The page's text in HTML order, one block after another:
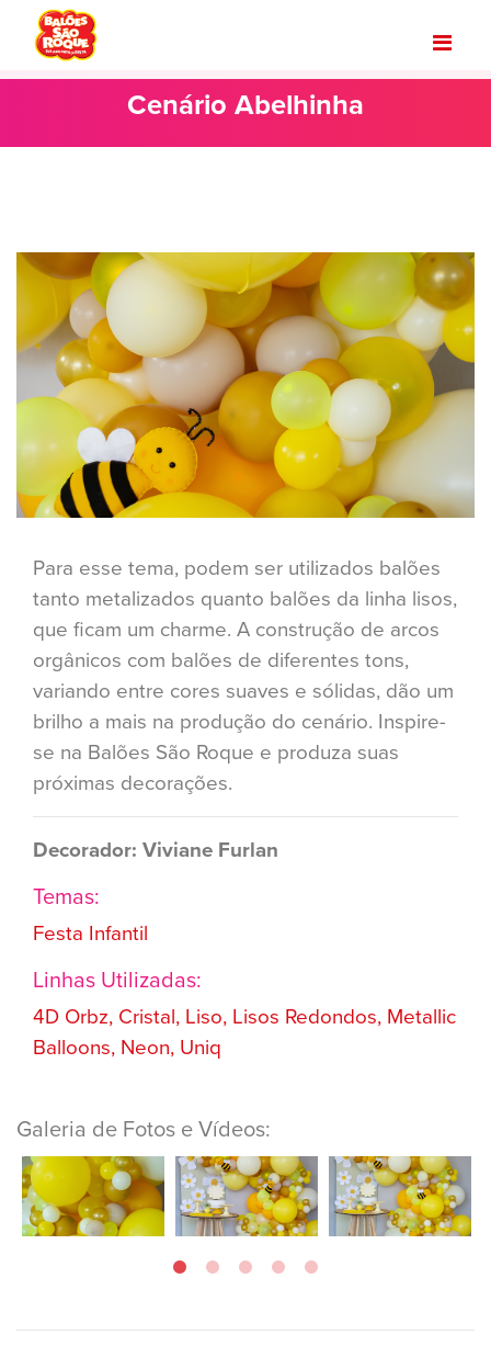
Cenário Abelhinha
Para esse tema, podem ser utilizados balões
tanto metalizados quanto balões da linha lisos,
que ficam um charme. A construção de arcos
orgânicos com balões de diferentes tons,
variando entre cores suaves e sólidas, dão um
brilho a mais na produção do cenário. Inspire-
se na Balões São Roque e produza suas
próximas decorações.
Decorador: Viviane Furlan
Temas:
Festa Infantil
Linhas Utilizadas:
4D Orbz, Cristal, Liso, Lisos Redondos, Metallic
Balloons, Neon, Uniq
Galeria de Fotos e Vídeos: